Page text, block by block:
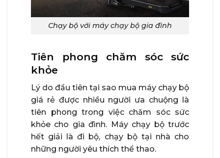
Chạy bộ với máy chạy bộ gia đình
Tiên phong chăm sóc sức
khỏe
Lý do đầu tiên tại sao mua máy chạy bộ
giá rẻ được nhiều người ưa chuộng là
tiên phong trong việc chăm sóc sức
khỏe cho gia đình. Máy chạy bộ trước
hết giải là đi bộ, chạy bộ tại nhà cho
những người yêu thích thể thao.